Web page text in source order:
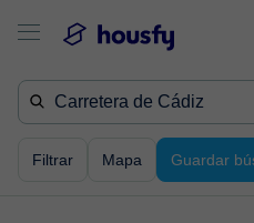
Filtrar Mapa Guardar